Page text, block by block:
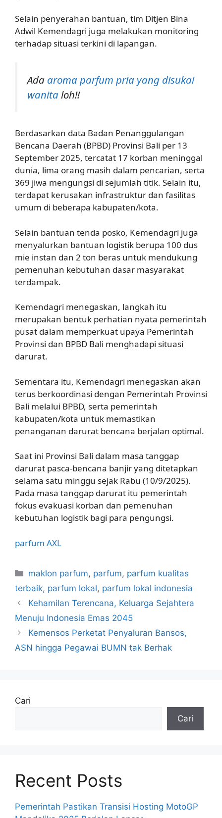
Selain penyerahan bantuan, tim Ditjen Bina
Adwil Kemendagri juga melakukan monitoring
terhadap situasi terkini di lapangan.
Ada aroma parfum pria yang disukai
wanitaloh!!
Berdasarkan data Badan Penanggulangan
Bencana Daerah (BPBD) Provinsi Bali per 13
September 2025, tercatat 17 korban meninggal
dunia, lima orang masih dalam pencarian, serta
369 jiwa mengungsi di sejumlah titik. Selain itu,
terdapat kerusakan infrastruktur dan fasilitas
umum di beberapa kabupaten/kota.
Selain bantuan tenda posko, Kemendagri juga
menyalurkan bantuan logistik berupa 100 dus
mie instan dan 2 ton beras untuk mendukung
pemenuhan kebutuhan dasar masyarakat
terdampak.
Kemendagri menegaskan, langkah itu
merupakan bentuk perhatian nyata pemerintah
pusat dalam memperkuat upaya Pemerintah
Provinsi dan BPBD Bali menghadapi situasi
darurat.
Sementara itu, Kemendagri menegaskan akan
terus berkoordinasi dengan Pemerintah Provinsi
Bali melalui BPBD, serta pemerintah
kabupaten/kota untuk memastikan
penanganan darurat bencana berjalan optimal.
Saat ini Provinsi Bali dalam masa tanggap
darurat pasca-bencana banjir yang ditetapkan
selama satu minggu sejak Rabu (10/9/2025).
Pada masa tanggap darurat itu pemerintah
fokus evakuasi korban dan pemenuhan
kebutuhan logistik bagi para pengungsi.
parfum AXL
Kategori
maklon parfum, parfum, parfum kualitas
terbaik, parfum lokal, parfum lokal indonesia
Kehamilan Terencana, Keluarga Sejahtera
Menuju Indonesia Emas 2045
Kemensos Perketat Penyaluran Bansos,
ASN hingga Pegawai BUMN tak Berhak
Cari
Cari
Recent Posts
Pemerintah Pastikan Transisi Hosting MotoGP